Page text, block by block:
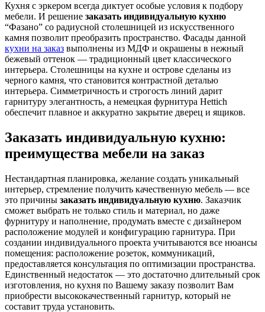
Кухня с эркером всегда диктует особые условия к подбору
мебели. И решение заказать индивидуальную кухню
“Фазано” со радиусной столешницей из искусственного
камня позволит преобразить пространство. Фасады данной
кухни на заказ выполнены из МДФ и окрашены в нежный
бежевый оттенок — традиционный цвет классического
интерьера. Столешницы на кухне и острове сделаны из
черного камня, что становится контрастной деталью
интерьера. Симметричность и строгость линий дарит
гарнитуру элегантность, а немецкая фурнитура Hettich
обеспечит плавное и аккуратно закрытие дверец и ящиков.
Заказать индивидуальную кухню:
преимущества мебели на заказ
Нестандартная планировка, желание создать уникальный
интерьер, стремление получить качественную мебель — все
это причины заказать индивидуальную кухню. Заказчик
сможет выбрать не только стиль и материал, но даже
фурнитуру и наполнение, продумать вместе с дизайнером
расположение модулей и конфигурацию гарнитура. При
создании индивидуального проекта учитываются все нюансы
помещения: расположение розеток, коммуникаций,
предоставляется консультация по оптимизации пространства.
Единственный недостаток — это достаточно длительный срок
изготовления, но кухня по Вашему заказу позволит Вам
приобрести высококачественный гарнитур, который не
составит труда установить.